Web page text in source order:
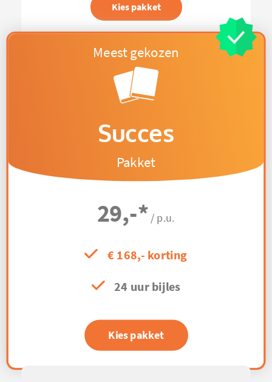
Kies pakket
Succes
Pakket
29,-* / p.u.
€ 168,- korting
24 uur bijles
Kies pakket